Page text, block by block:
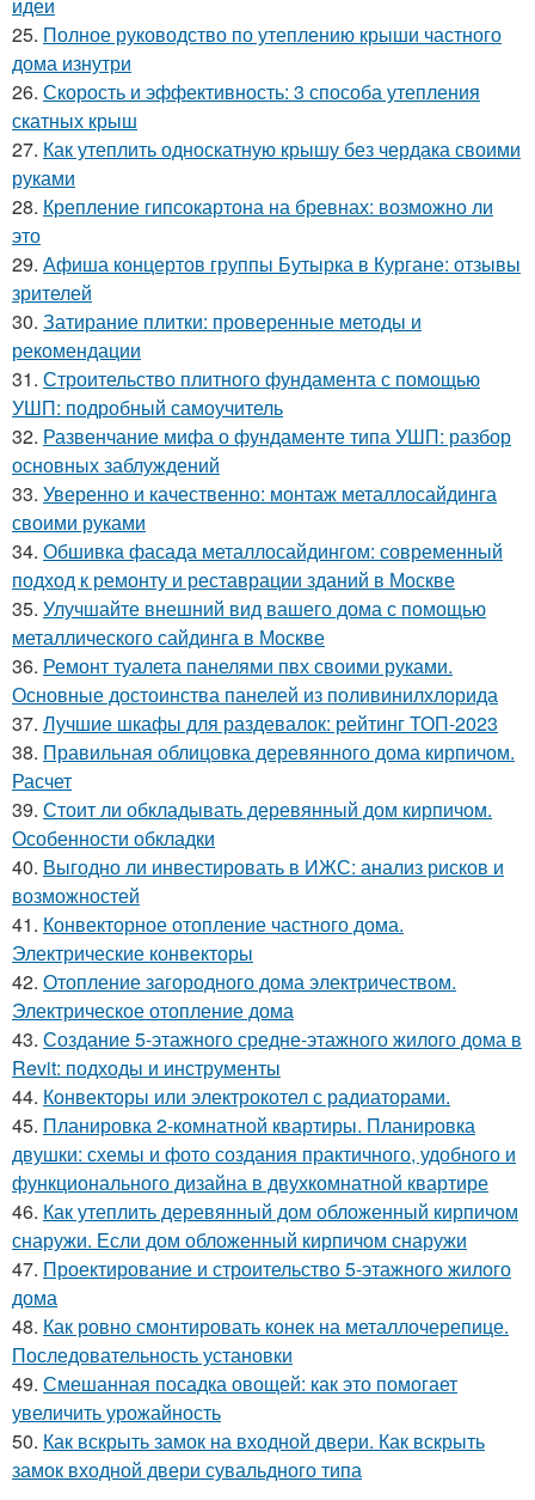
25. Полное руководство по утеплению крыши частного
дома изнутри
26. Скорость и эффективность: 3 способа утепления
скатных крыш
27. Как утеплить односкатную крышу без чердака своими
руками
28. Крепление гипсокартона на бревнах: возможно ли
это
29. Афиша концертов группы Бутырка в Кургане: отзывы
зрителей
30. Затирание плитки: проверенные методы и
рекомендации
31. Строительство плитного фундамента с помощью
УШП: подробный самоучитель
32. Развенчание мифа о фундаменте типа УШП: разбор
основных заблуждений
33. Уверенно и качественно: монтаж металлосайдинга
своими руками
34. Обшивка фасада металлосайдингом: современный
подход к ремонту и реставрации зданий в Москве
35. Улучшайте внешний вид вашего дома с помощью
металлического сайдинга в Москве
36. Ремонт туалета панелями пвх своими руками.
Основные достоинства панелей из поливинилхлорида
37. Лучшие шкафы для раздевалок: рейтинг ТОП-2023
38. Правильная облицовка деревянного дома кирпичом.
Расчет
39. Стоит ли обкладывать деревянный дом кирпичом.
Особенности обкладки
40. Выгодно ли инвестировать в ИЖС: анализ рисков и
возможностей
41. Конвекторное отопление частного дома.
Электрические конвекторы
42. Отопление загородного дома электричеством.
Электрическое отопление дома
43. Создание 5-этажного средне-этажного жилого дома в
Revit: подходы и инструменты
44. Конвекторы или электрокотел с радиаторами.
45. Планировка 2-комнатной квартиры. Планировка
двушки: схемы и фото создания практичного, удобного и
функционального дизайна в двухкомнатной квартире
46. Как утеплить деревянный дом обложенный кирпичом
снаружи. Если дом обложенный кирпичом снаружи
47. Проектирование и строительство 5-этажного жилого
дома
48. Как ровно смонтировать конек на металлочерепице.
Последовательность установки
49. Смешанная посадка овощей: как это помогает
увеличить урожайность
50. Как вскрыть замок на входной двери. Как вскрыть
замок входной двери сувальдного типа